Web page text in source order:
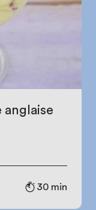
anglaise
30 min